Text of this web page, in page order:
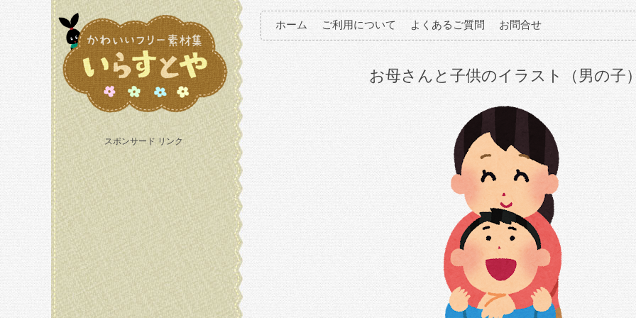
スポンサード リンク
ホーム ご利用について よくあるご質問 お問合せ
お母さんと子供のイラスト（男の子